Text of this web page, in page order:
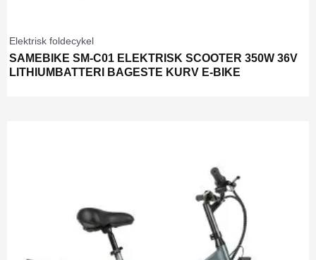
Elektrisk foldecykel
SAMEBIKE SM-C01 ELEKTRISK SCOOTER 350W 36V
LITHIUMBATTERI BAGESTE KURV E-BIKE